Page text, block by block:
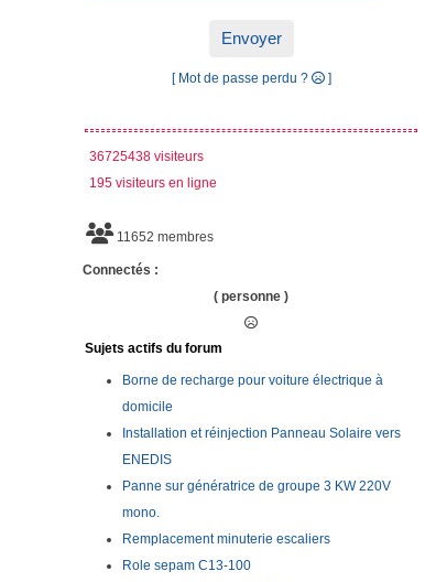
Envoyer
[ Mot de passe perdu ? ]
36725438 visiteurs
195 visiteurs en ligne
11652 membres
Connectés :
( personne )
Sujets actifs du forum
Borne de recharge pour voiture électrique à
domicile
Installation et réinjection Panneau Solaire vers
ENEDIS
Panne sur génératrice de groupe 3 KW 220V
mono.
Remplacement minuterie escaliers
Role sepam C13-100